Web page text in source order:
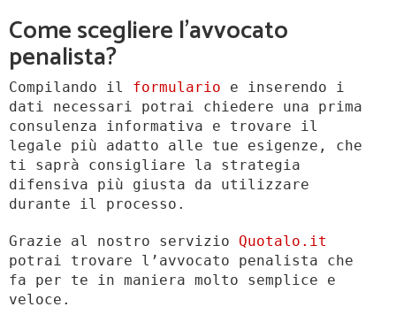
Come scegliere l’avvocato
penalista?
Compilando il formulario e inserendo i
dati necessari potrai chiedere una prima
consulenza informativa e trovare il
legale più adatto alle tue esigenze, che
ti saprà consigliare la strategia
difensiva più giusta da utilizzare
durante il processo.
Grazie al nostro servizio Quotalo.it
potrai trovare l’avvocato penalista che
fa per te in maniera molto semplice e
veloce.